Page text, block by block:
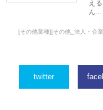
え
ん…
[その他業種][その他_法人・企
twitter